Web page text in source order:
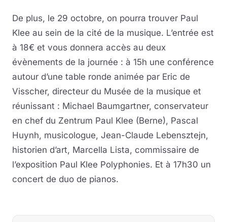
De plus, le 29 octobre, on pourra trouver Paul
Klee au sein de la cité de la musique. L’entrée est
à 18€ et vous donnera accès au deux
évènements de la journée : à 15h une conférence
autour d’une table ronde animée par Eric de
Visscher, directeur du Musée de la musique et
réunissant : Michael Baumgartner, conservateur
en chef du Zentrum Paul Klee (Berne), Pascal
Huynh, musicologue, Jean-Claude Lebensztejn,
historien d’art, Marcella Lista, commissaire de
l’exposition Paul Klee Polyphonies. Et à 17h30 un
concert de duo de pianos.